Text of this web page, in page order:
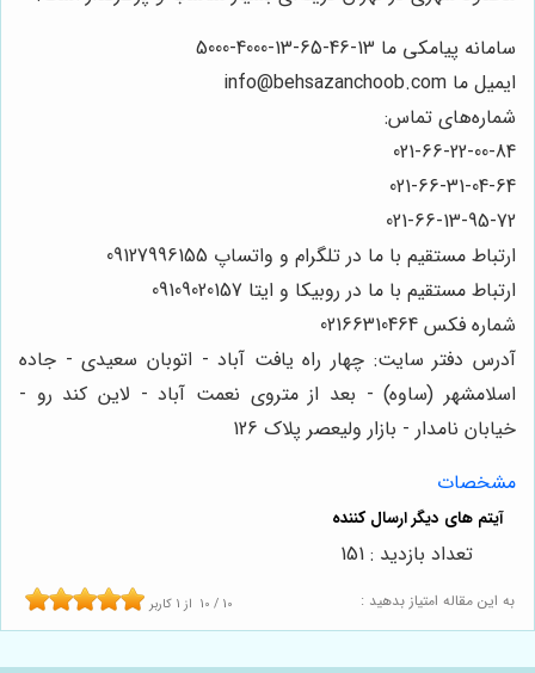
سامانه پیامکی ما 13-46-65-13-4000-5000
ایمیل ما info@behsazanchoob.com
شماره‌های تماس:
021-66-22-00-84
021-66-31-04-64
021-66-13-95-72
ارتباط مستقیم با ما در تلگرام و واتساپ 09127996155
ارتباط مستقیم با ما در روبیکا و ایتا 09109020157
شماره فکس 02166310464
آدرس دفتر سایت: چهار راه یافت آباد - اتوبان سعیدی - جاده
اسلامشهر (ساوه) - بعد از متروی نعمت آباد - لاین کند رو -
خیابان نامدار - بازار ولیعصر پلاک 126
مشخصات
به این مقاله امتیاز بدهید : 10 / 10 از 1 کاربر
تعداد بازدید : 151